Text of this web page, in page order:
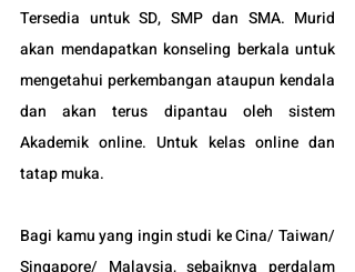
Tersedia untuk SD, SMP dan SMA. Murid
akan mendapatkan konseling berkala untuk
mengetahui perkembangan ataupun kendala
dan akan terus dipantau oleh sistem
Akademik online. Untuk kelas online dan
tatap muka.
Bagi kamu yang ingin studi ke Cina/ Taiwan/
Singapore/ Malaysia, sebaiknya perdalam